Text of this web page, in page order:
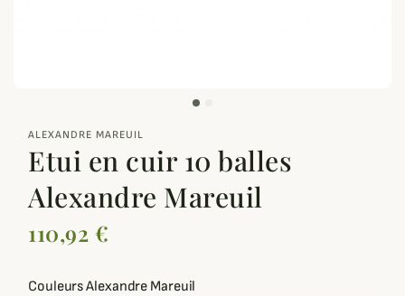
zoom_out_map
ALEXANDRE MAREUIL
Etui en cuir 10 balles
Alexandre Mareuil
110,92 €
Couleurs Alexandre Mareuil